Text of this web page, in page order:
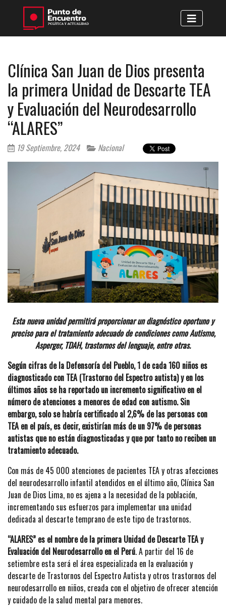
Clínica San Juan de Dios presenta
la primera Unidad de Descarte TEA
y Evaluación del Neurodesarrollo
“ALARES”
19 Septiembre, 2024 Nacional
Esta nueva unidad permitirá proporcionar un diagnóstico oportuno y
preciso para el tratamiento adecuado de condiciones como Autismo,
Asperger, TDAH, trastornos del lenguaje, entre otras.
Según cifras de la Defensoría del Pueblo, 1 de cada 160 niños es
diagnosticado con TEA (Trastorno del Espectro autista) y en los
últimos años se ha reportado un incremento significativo en el
número de atenciones a menores de edad con autismo. Sin
embargo, solo se habría certificado al 2,6% de las personas con
TEA en el país, es decir, existirían más de un 97% de personas
autistas que no están diagnosticadas y que por tanto no reciben un
tratamiento adecuado.
Con más de 45 000 atenciones de pacientes TEA y otras afecciones
del neurodesarrollo infantil atendidos en el último año, Clínica San
Juan de Dios Lima, no es ajena a la necesidad de la población,
incrementando sus esfuerzos para implementar una unidad
dedicada al descarte temprano de este tipo de trastornos.
“ALARES” es el nombre de la primera Unidad de Descarte TEA y
Evaluación del Neurodesarrollo en el Perú. A partir del 16 de
setiembre esta será el área especializada en la evaluación y
descarte de Trastornos del Espectro Autista y otros trastornos del
neurodesarrollo en niños, creada con el objetivo de ofrecer atención
y cuidado de la salud mental para menores.